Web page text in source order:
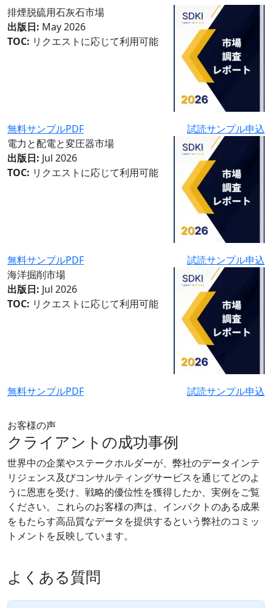
排煙脱硫用石灰石市場
出版日: May 2026
TOC: リクエストに応じて利用可能
無料サンプルPDF
試読サンプル申込
電力と配電と変圧器市場
出版日: Jul 2026
TOC: リクエストに応じて利用可能
無料サンプルPDF
試読サンプル申込
海洋掘削市場
出版日: Jul 2026
TOC: リクエストに応じて利用可能
無料サンプルPDF 試読サンプル申込
お客様の声
クライアントの成功事例
世界中の企業やステークホルダーが、弊社のデータインテ
リジェンス及びコンサルティングサービスを通じてどのよ
うに恩恵を受け、戦略的優位性を獲得したか、実例をご覧
ください。これらのお客様の声は、インパクトのある成果
をもたらす高品質なデータを提供するという弊社のコミッ
トメントを反映しています。
よくある質問